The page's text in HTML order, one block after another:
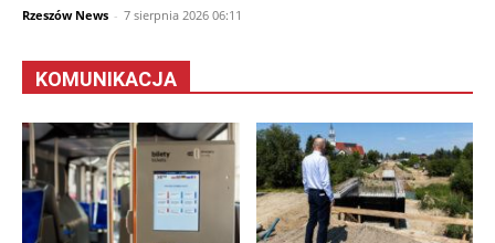
Rzeszów News - 7 sierpnia 2026 06:11
KOMUNIKACJA